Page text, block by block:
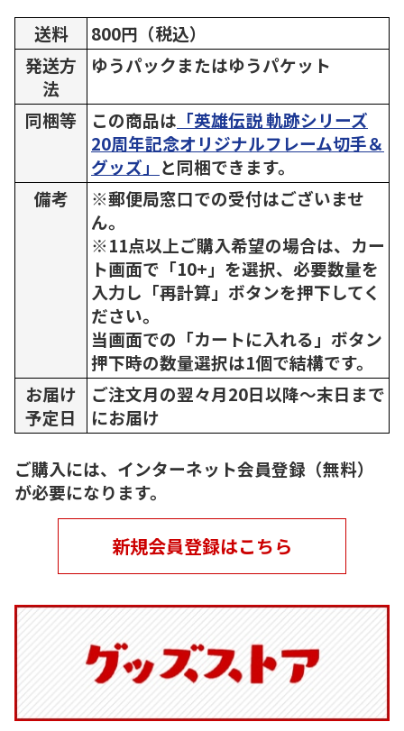
送料
800円（税込）
発送方
法
ゆうパックまたはゆうパケット
同梱等 この商品は 「英雄伝説 軌跡シリーズ
20周年記念オリジナルフレーム切手＆
グッズ」 と同梱できます。
備考
※郵便局窓口での受付はございませ
ん。
※11点以上ご購入希望の場合は、カー
ト画面で「10+」を選択、必要数量を
入力し「再計算」ボタンを押下してく
ださい。
当画面での「カートに入れる」ボタン
押下時の数量選択は1個で結構です。
お届け
予定日
ご注文月の翌々月20日以降～末日まで
にお届け
ご購入には、インターネット会員登録（無料）
が必要になります。
新規会員登録はこちら